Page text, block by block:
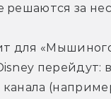
решаются за
для
перейдут: